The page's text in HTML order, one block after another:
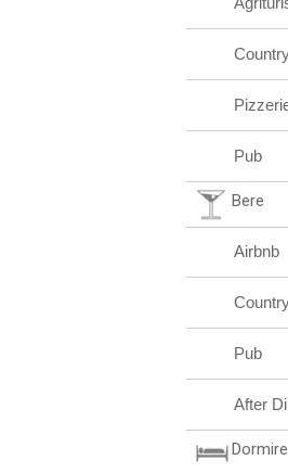
Pub
Bere
Airbnb
Pub
After
Dormire